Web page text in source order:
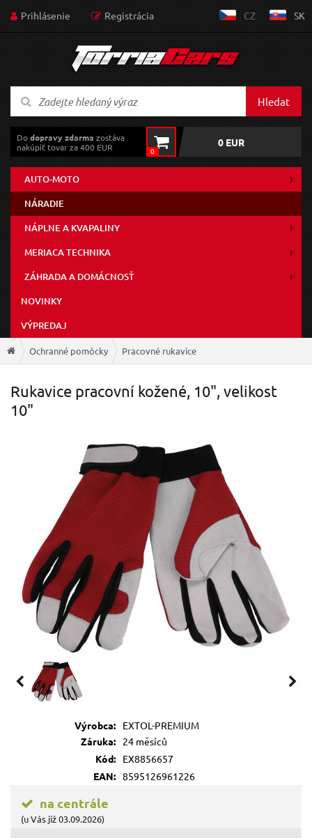
Prihlásenie Registrácia CZ SK
Hledat
Dodopravy zdarma zostáva
nakúpiť tovar za 400 EUR
0
0 EUR
AUTO-MOTO
NÁRADIE
NÁPLNE A KVAPALINY
MERIACA TECHNIKA
ZÁHRADA A DOMÁCNOSŤ
NOVINKY
VÝPREDAJ
Ochranné pomôcky Pracovné rukavice
Rukavice pracovní kožené, 10", velikost
10"
Výrobca:
EXTOL-PREMIUM
Záruka:
24 měsíců
Kód:
EX8856657
EAN: 8595126961226
na centrále
(u Vás již 03.09.2026)